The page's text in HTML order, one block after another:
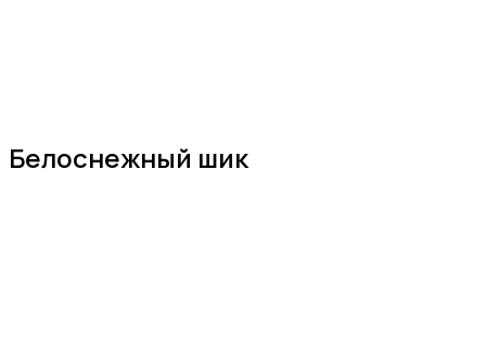
Белоснежный шик